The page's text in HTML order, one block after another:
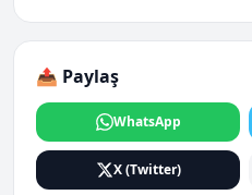
📤 Paylaş
WhatsApp
X (Twitter)